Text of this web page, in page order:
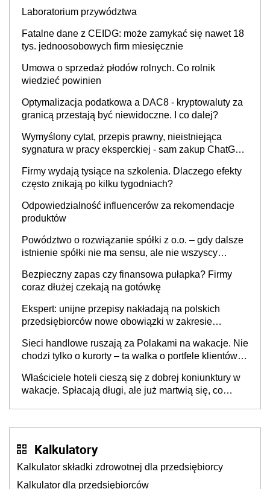
Laboratorium przywództwa
Fatalne dane z CEIDG: może zamykać się nawet 18
tys. jednoosobowych firm miesięcznie
Umowa o sprzedaż płodów rolnych. Co rolnik
wiedzieć powinien
Optymalizacja podatkowa a DAC8 - kryptowaluty za
granicą przestają być niewidoczne. I co dalej?
Wymyślony cytat, przepis prawny, nieistniejąca
sygnatura w pracy eksperckiej - sam zakup ChatGPT
Firmy wydają tysiące na szkolenia. Dlaczego efekty
często znikają po kilku tygodniach?
Odpowiedzialność influencerów za rekomendacje
produktów
Powództwo o rozwiązanie spółki z o.o. – gdy dalsze
istnienie spółki nie ma sensu, ale nie wszyscy
Bezpieczny zapas czy finansowa pułapka? Firmy
coraz dłużej czekają na gotówkę
Ekspert: unijne przepisy nakładają na polskich
przedsiębiorców nowe obowiązki w zakresie
Sieci handlowe ruszają za Polakami na wakacje. Nie
chodzi tylko o kurorty – ta walka o portfele klientów
cichu
Właściciele hoteli cieszą się z dobrej koniunktury w
wakacje. Spłacają długi, ale już martwią się, co
Kalkulatory
Kalkulator składki zdrowotnej dla przedsiębiorcy
Kalkulator dla przedsiębiorców